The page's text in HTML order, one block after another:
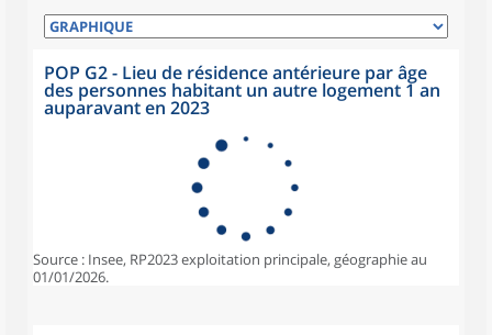
POP G2 - Lieu de résidence antérieure par âge
des personnes habitant un autre logement 1 an
auparavant en 2023
Source : Insee, RP2023 exploitation principale, géographie au
01/01/2026.